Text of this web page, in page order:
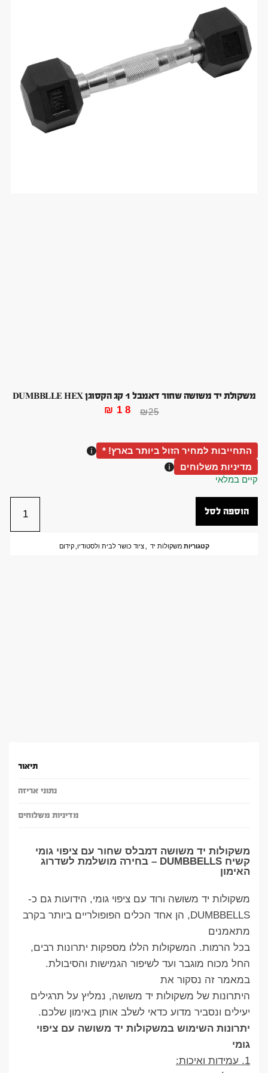
משקולת יד משושה שחור דאמבל 1 קג הקסוגן DUMBBLLE HEX
₪25
₪ 18
התחייבות למחיר הזול ביותר בארץ! *
מדיניות משלוחים
קיים במלאי
הוספה לסל
קטגוריות משקולות יד ,ציוד כושר לבית ולסטודיו,קידום
תיאור
נתוני אריזה
מדיניות משלוחים
משקולות יד משושה דמבלס שחור עם ציפוי גומי
קשיח DUMBBELLS – בחירה מושלמת לשדרוג
האימון
משקולות יד משושה ורוד עם ציפוי גומי, הידועות גם כ-
DUMBBELLS, הן אחד הכלים הפופולריים ביותר בקרב
מתאמנים
בכל הרמות. המשקולות הללו מספקות יתרונות רבים,
החל מכוח מוגבר ועד לשיפור הגמישות והסיבולת.
במאמר זה נסקור את
היתרונות של משקולות יד משושה, נמליץ על תרגילים
יעילים ונסביר מדוע כדאי לשלב אותן באימון שלכם.
יתרונות השימוש במשקולות יד משושה עם ציפוי
גומי
1. עמידות ואיכות: